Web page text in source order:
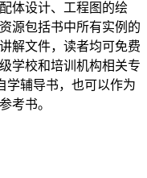
体设计、工程图的绘
源包括书中所有实例的
解文件，读者均可免费
学校和培训机构相关专
学辅导书，也可以作为
考书。